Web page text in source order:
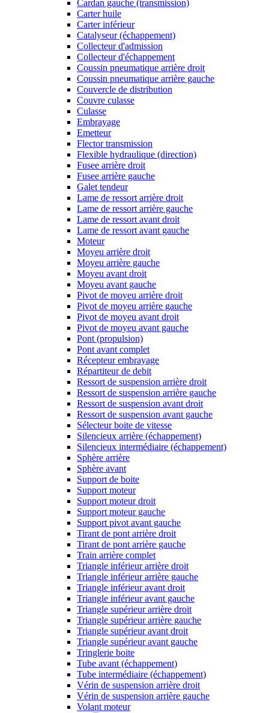
Cardan gauche (transmission)
Carter huile
Carter inférieur
Catalyseur (échappement)
Collecteur d'admission
Collecteur d'échappement
Coussin pneumatique arrière droit
Coussin pneumatique arrière gauche
Couvercle de distribution
Couvre culasse
Culasse
Embrayage
Emetteur
Flector transmission
Flexible hydraulique (direction)
Fusee arrière droit
Fusee arrière gauche
Galet tendeur
Lame de ressort arrière droit
Lame de ressort arrière gauche
Lame de ressort avant droit
Lame de ressort avant gauche
Moteur
Moyeu arrière droit
Moyeu arrière gauche
Moyeu avant droit
Moyeu avant gauche
Pivot de moyeu arrière droit
Pivot de moyeu arrière gauche
Pivot de moyeu avant droit
Pivot de moyeu avant gauche
Pont (propulsion)
Pont avant complet
Récepteur embrayage
Répartiteur de debit
Ressort de suspension arrière droit
Ressort de suspension arrière gauche
Ressort de suspension avant droit
Ressort de suspension avant gauche
Sélecteur boite de vitesse
Silencieux arrière (échappement)
Silencieux intermédiaire (échappement)
Sphère arrière
Sphère avant
Support de boite
Support moteur
Support moteur droit
Support moteur gauche
Support pivot avant gauche
Tirant de pont arrière droit
Tirant de pont arrière gauche
Train arrière complet
Triangle inférieur arrière droit
Triangle inférieur arrière gauche
Triangle inférieur avant droit
Triangle inférieur avant gauche
Triangle supérieur arrière droit
Triangle supérieur arrière gauche
Triangle supérieur avant droit
Triangle supérieur avant gauche
Tringlerie boite
Tube avant (échappement)
Tube intermédiaire (échappement)
Vérin de suspension arrière droit
Vérin de suspension arrière gauche
Volant moteur